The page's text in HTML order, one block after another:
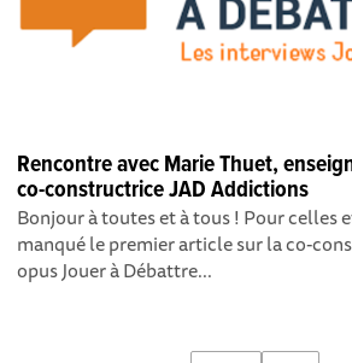
Rencontre avec Marie Thuet,
co-constructrice JAD Addictions
Bonjour à toutes et à tous ! Pour celles
manqué le premier article sur la co-
opus Jouer à Débattre...